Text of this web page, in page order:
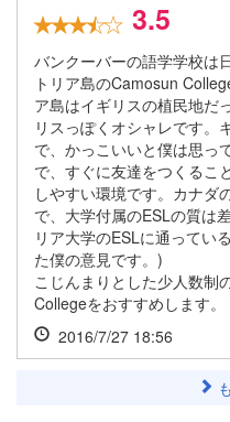
3.5
バンクーバーの語学学校は
トリア島のCamosun
ア島はイギリスの植民地だ
リスっぽくオシャレです。
で、かっこいいと僕は思っ
で、すぐに友達をつくるこ
しやすい環境です。カナダ
で、大学付属のESLの質は
リア大学のESLに通ってい
た僕の意見です。)
こじんまりとした少人数制
Collegeをおすすめします。
2016/7/27 18:56